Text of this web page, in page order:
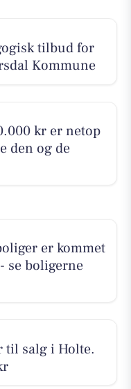
tilbud for
Kommune
kr er netop
den og de
er kommet
se boligerne
til salg i Holte.